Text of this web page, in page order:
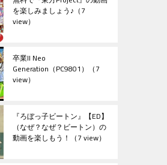
を楽しみましょう♪ （7
view）
卒業II Neo
Generation（PC9801） （7
view）
『ろぼっ子ビートン』【ED】
（なぜ？なぜ？ビートン）の
動画を楽しもう！ （7 view）